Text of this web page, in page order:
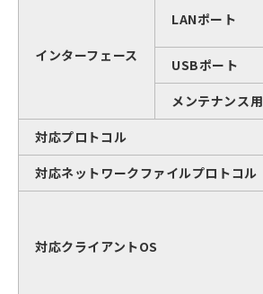
インターフェース
LANポート
USBポート
メンテナンス用
対応プロトコル
対応ネットワークファイルプロトコル
対応クライアントOS